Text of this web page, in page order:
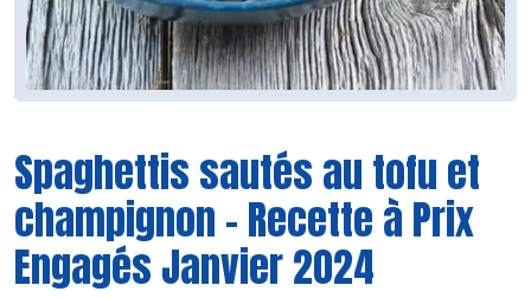
Spaghettis sautés au tofu et
champignon - Recette à Prix
Engagés Janvier 2024